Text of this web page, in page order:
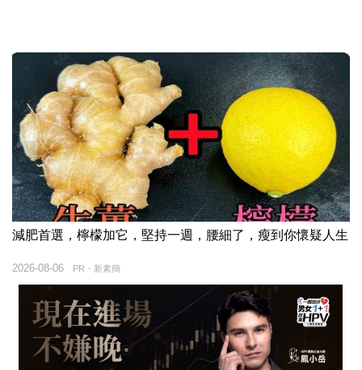
減肥首選，檸檬加它，堅持一週，腰細了，瘦到你懷疑人生
PR・新素簡
2026-08-06